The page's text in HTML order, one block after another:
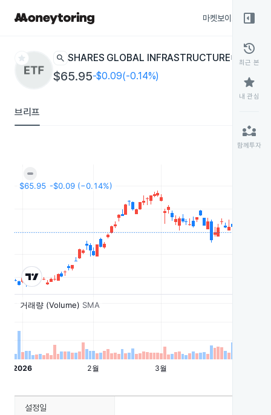
마켓보이스
star search ISHARES GLOBAL INFRASTRUCTUREIGF ETF
$65.95-$0.09(-0.14%)
브리프
right_panel_open
history
최근 본
star
내 관심
partner_exchange
함께투자